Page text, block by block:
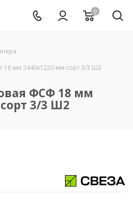
0
мм 2440x1220 мм сорт 3/3 Ш2
ФСФ 18 мм
3/3 Ш2